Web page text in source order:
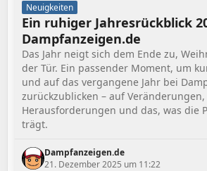
Neuigkeiten
Ein ruhiger Jahresrückblick
Dampfanzeigen.de
Das Jahr neigt sich dem Ende zu,
der Tür. Ein passender Moment, um
und auf das vergangene Jahr bei
zurückzublicken – auf Veränderungen,
Herausforderungen und das, was die
trägt.
Dampfanzeigen.de
21. Dezember 2025 um 11:22